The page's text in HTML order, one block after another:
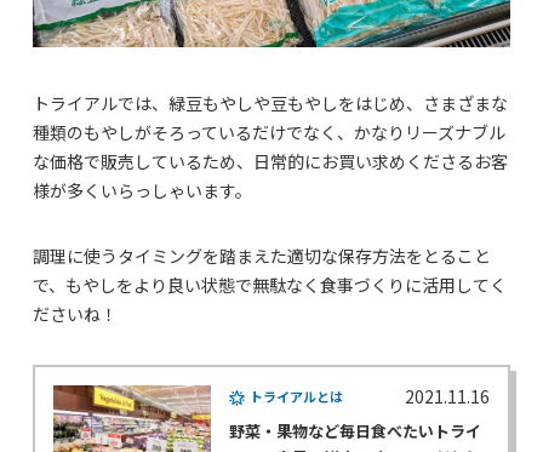
トライアルでは、緑豆もやしや豆もやしをはじめ、さまざまな
種類のもやしがそろっているだけでなく、かなりリーズナブル
な価格で販売しているため、日常的にお買い求めくださるお客
様が多くいらっしゃいます。
調理に使うタイミングを踏まえた適切な保存方法をとること
で、もやしをより良い状態で無駄なく食事づくりに活用してく
ださいね！
トライアルとは 2021.11.16
野菜・果物など毎日食べたいトライ